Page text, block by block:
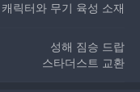
캐릭터와 무기 육성 소재
성해 짐승 드랍
스타더스트 교환